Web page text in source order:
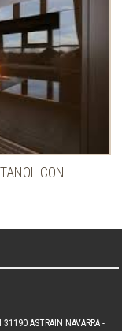
CON
31190 ASTRAIN NAVARRA -